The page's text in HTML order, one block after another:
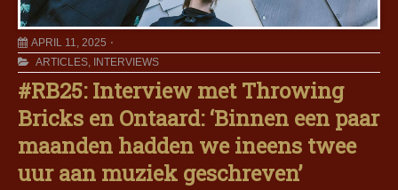
APRIL 11, 2025
ARTICLES, INTERVIEWS
#RB25: Interview met Throwing
Bricks en Ontaard: ‘Binnen een paar
maanden hadden we ineens twee
uur aan muziek geschreven’